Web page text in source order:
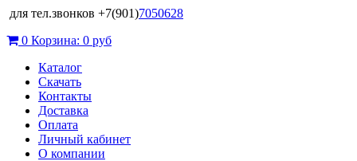
для тел.звонков +7(901)7050628
0 Корзина: 0 руб
Каталог
Скачать
Контакты
Доставка
Оплата
Личный кабинет
О компании